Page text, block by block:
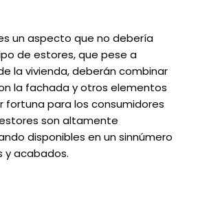
un aspecto que no debería
de estores, que pese a
la vivienda, deberán combinar
la fachada y otros elementos
fortuna para los consumidores
son altamente
disponibles en un sinnúmero
y acabados.